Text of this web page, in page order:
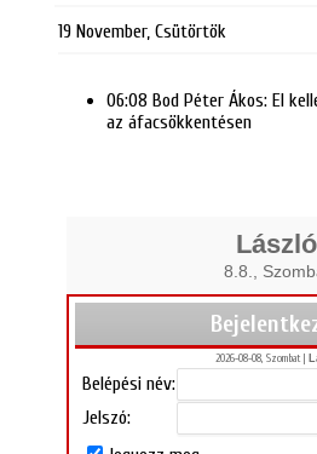
19 November, Csütörtök
06:08 Bod Péter Ákos: El
az áfacsökkentésen
László
8.8.,
2026-08-08, Szombat |
Belépési név:
Jelszó: